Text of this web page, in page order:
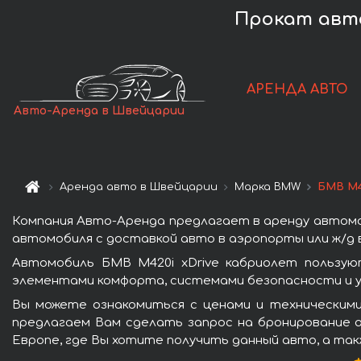
Прокат
Авто-Аренда в Швейцарии
АРЕНДА АВТО
Аренда авто в Швейцарии Марка BMW БМВ
Компания Авто-Аренда предлагает в аренду
автомобиля с доставкой авто в аэропорты или ж/д
Автомобиль БМВ M420i xDrive кабриолет
элементами комфорта, системами безопасности и
Вы можете ознакомиться с ценами и
предлагаем Вам сделать запрос на
Европе, где Вы хотите получить данный авто, а